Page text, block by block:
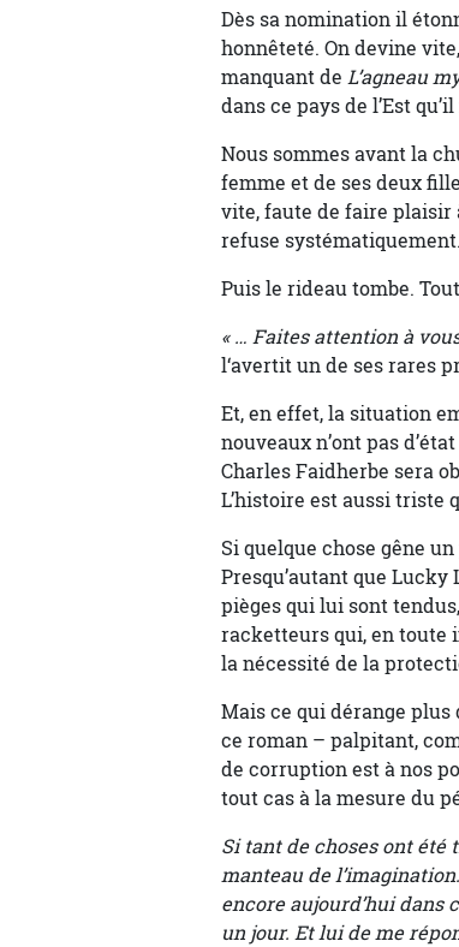
Dès sa nomination il
honnêteté. On devine
manquant de L’agneau
dans ce pays de l’Est
Nous sommes avant la
femme et de ses deux
vite, faute de faire plaisir
refuse systématiquement.
Puis le rideau tombe.
« … Faites attention à
l‘avertit un de ses rares
Et, en effet, la situation
nouveaux n’ont pas
Charles Faidherbe sera
L’histoire est aussi triste
Si quelque chose gêne
Presqu’autant que
pièges qui lui sont
racketteurs qui, en toute
la nécessité de la
Mais ce qui dérange plus
ce roman – palpitant,
de corruption est à nos
tout cas à la mesure du
Si tant de choses ont été
manteau de
encore aujourd’hui dans
un jour. Et lui de me